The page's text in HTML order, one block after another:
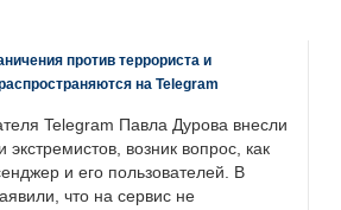
против террориста и
на Telegram
Telegram Павла Дурова внесли
экстремистов, возник вопрос, как
и его пользователей. В
что на сервис не